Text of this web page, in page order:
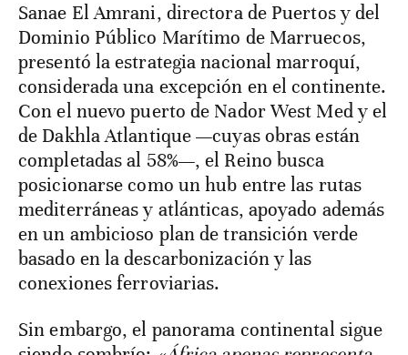
Sanae El Amrani, directora de Puertos y del
Dominio Público Marítimo de Marruecos,
presentó la estrategia nacional marroquí,
considerada una excepción en el continente.
Con el nuevo puerto de Nador West Med y el
de Dakhla Atlantique —cuyas obras están
completadas al 58%—, el Reino busca
posicionarse como un hub entre las rutas
mediterráneas y atlánticas, apoyado además
en un ambicioso plan de transición verde
basado en la descarbonización y las
conexiones ferroviarias.
Sin embargo, el panorama continental sigue